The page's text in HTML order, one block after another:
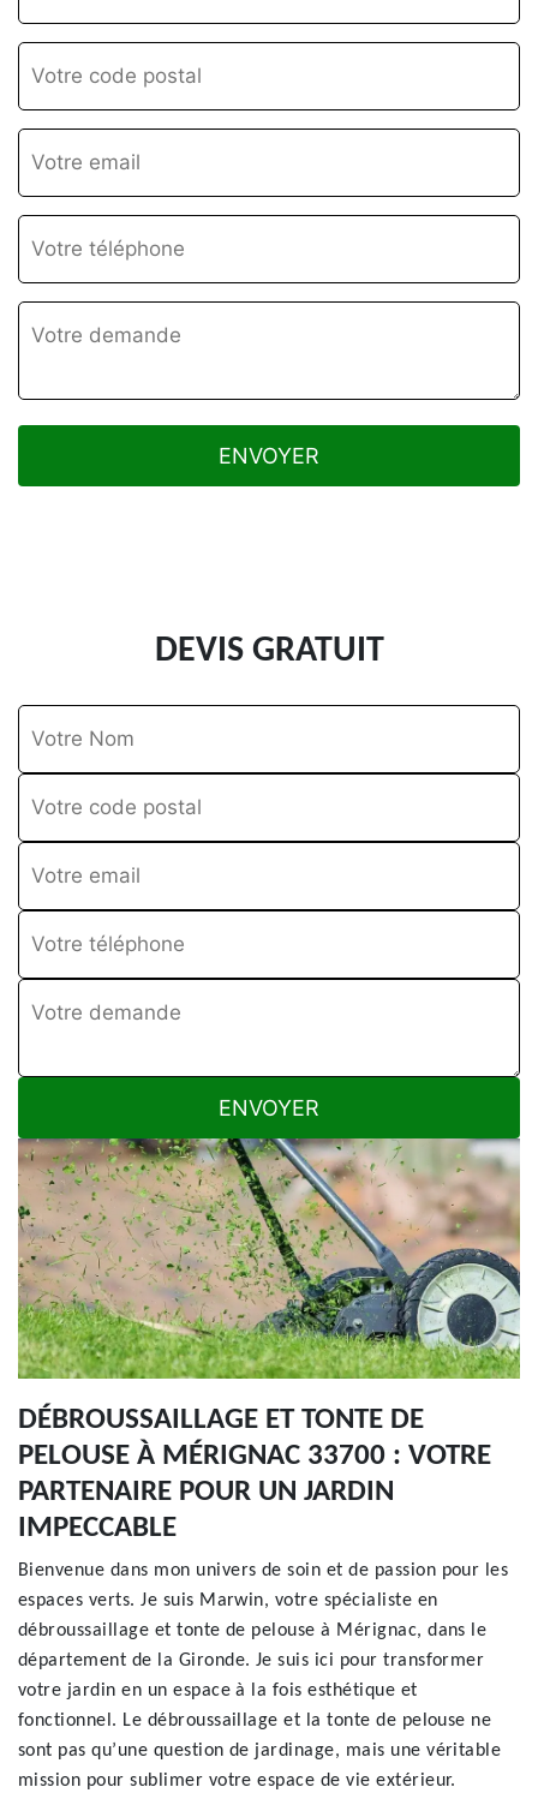
DÉBROUSSAILLAGE ET TONTE DE
PELOUSE À MÉRIGNAC 33700 : VOTRE
PARTENAIRE POUR UN JARDIN
IMPECCABLE
Bienvenue dans mon univers de soin et de passion pour les
espaces verts. Je suis Marwin, votre spécialiste en
débroussaillage et tonte de pelouse à Mérignac, dans le
département de la Gironde. Je suis ici pour transformer
votre jardin en un espace à la fois esthétique et
fonctionnel. Le débroussaillage et la tonte de pelouse ne
sont pas qu’une question de jardinage, mais une véritable
mission pour sublimer votre espace de vie extérieur.
DEVIS GRATUIT